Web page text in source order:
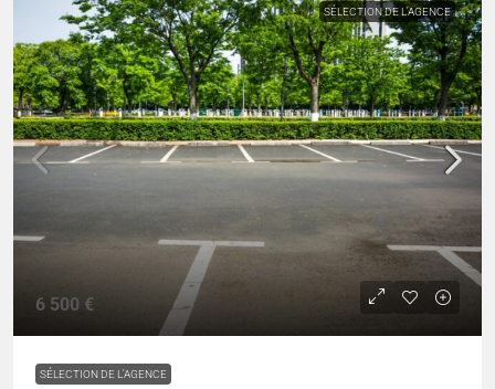
SÉLECTION DE L'AGENCE
6 500 €
SÉLECTION DE L'AGENCE